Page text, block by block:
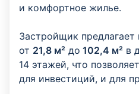
и комфортное жилье.
Застройщик
от 21,8 м² до 102,4 м² в
14 этажей, что
для инвестиций, и для